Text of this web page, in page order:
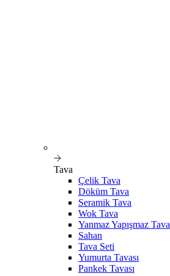
Tava
Çelik Tava
Döküm Tava
Seramik Tava
Wok Tava
Yanmaz Yapışmaz Tava
Sahan
Tava Seti
Yumurta Tavası
Pankek Tavası